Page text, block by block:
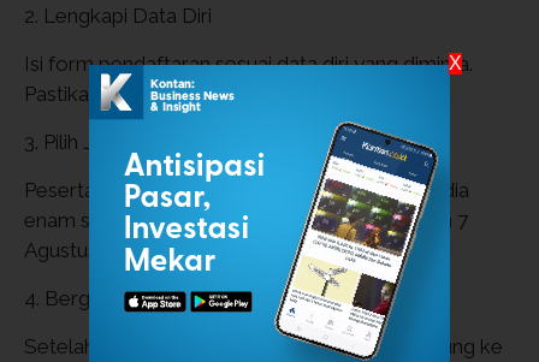
2. Lengkapi Data Diri
Isi form pendaftaran sesuai data diri yang diminta.
Pastikan semua informasi benar dan lengkap.
3. Pilih Jadwal Kedatangan
Peserta wajib memilih jadwal kehadiran. Tersedia
enam sesi waktu kunjungan pada tanggal 6 dan 7
Agustus 2025, antara pukul 08.00-15.00 WIB.
4. Bergabung ke Grup WhatsApp
Setelah memilih jadwal, peserta harus bergabung ke
X